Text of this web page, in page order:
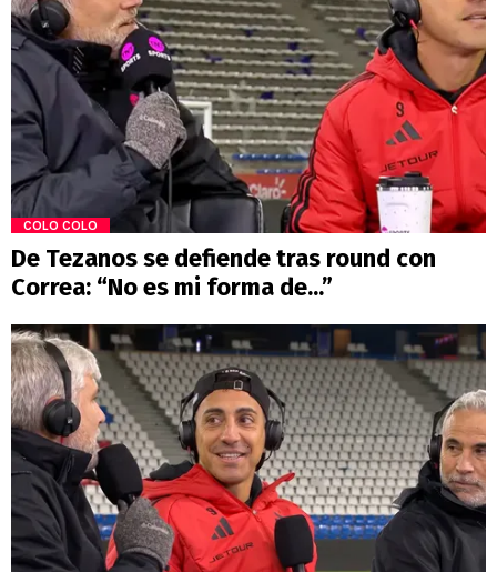
COLO COLO
De Tezanos se defiende tras round con
Correa: “No es mi forma de...”